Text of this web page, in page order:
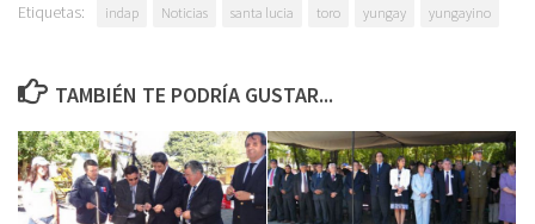
Etiquetas: indap Noticias santa lucia toro yungay yungayino
TAMBIÉN TE PODRÍA GUSTAR...